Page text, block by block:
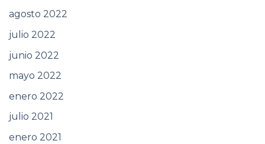
agosto 2022
julio 2022
junio 2022
mayo 2022
enero 2022
julio 2021
enero 2021